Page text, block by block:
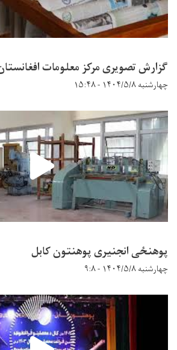
گزارش تصویری مرکز معلومات
چهارشنبه ۱۴۰۴/۵/۸ - ۱۵:۴۸
پوهنځی انجنیری پوهنتون کابل
چهارشنبه ۱۴۰۴/۵/۸ - ۹:۸